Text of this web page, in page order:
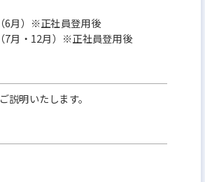
6月）※正社員登用後
7月・12月）※正社員登用後
説明いたします。